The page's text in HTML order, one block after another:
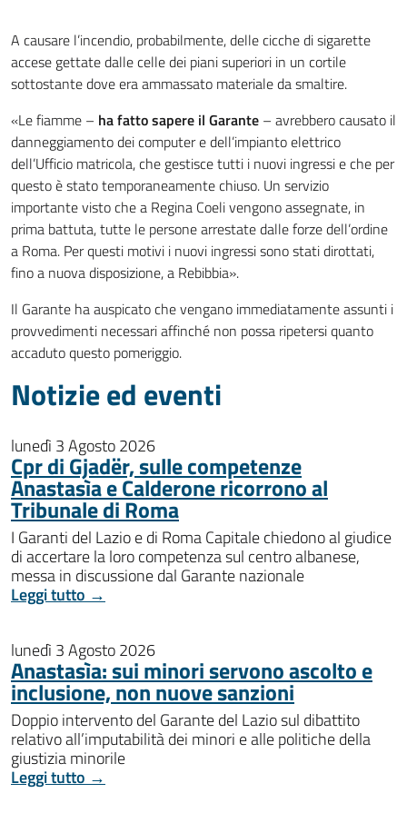
A causare l’incendio, probabilmente, delle cicche di sigarette
accese gettate dalle celle dei piani superiori in un cortile
sottostante dove era ammassato materiale da smaltire.
«Le fiamme – ha fatto sapere il Garante – avrebbero causato il
danneggiamento dei computer e dell’impianto elettrico
dell’Ufficio matricola, che gestisce tutti i nuovi ingressi e che per
questo è stato temporaneamente chiuso. Un servizio
importante visto che a Regina Coeli vengono assegnate, in
prima battuta, tutte le persone arrestate dalle forze dell’ordine
a Roma. Per questi motivi i nuovi ingressi sono stati dirottati,
fino a nuova disposizione, a Rebibbia».
Il Garante ha auspicato che vengano immediatamente assunti i
provvedimenti necessari affinché non possa ripetersi quanto
accaduto questo pomeriggio.
Notizie ed eventi
lunedì 3 Agosto 2026
Cpr di Gjadër, sulle competenze
Anastasìa e Calderone ricorrono al
Tribunale di Roma
I Garanti del Lazio e di Roma Capitale chiedono al giudice
di accertare la loro competenza sul centro albanese,
messa in discussione dal Garante nazionale
Leggi tutto →
lunedì 3 Agosto 2026
Anastasìa: sui minori servono ascolto e
inclusione, non nuove sanzioni
Doppio intervento del Garante del Lazio sul dibattito
relativo all’imputabilità dei minori e alle politiche della
giustizia minorile
Leggi tutto →